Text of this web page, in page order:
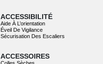
ACCESSIBILITÉ
Aide À L’orientation
Éveil De Vigilance
Sécurisation Des Escaliers
ACCESSOIRES